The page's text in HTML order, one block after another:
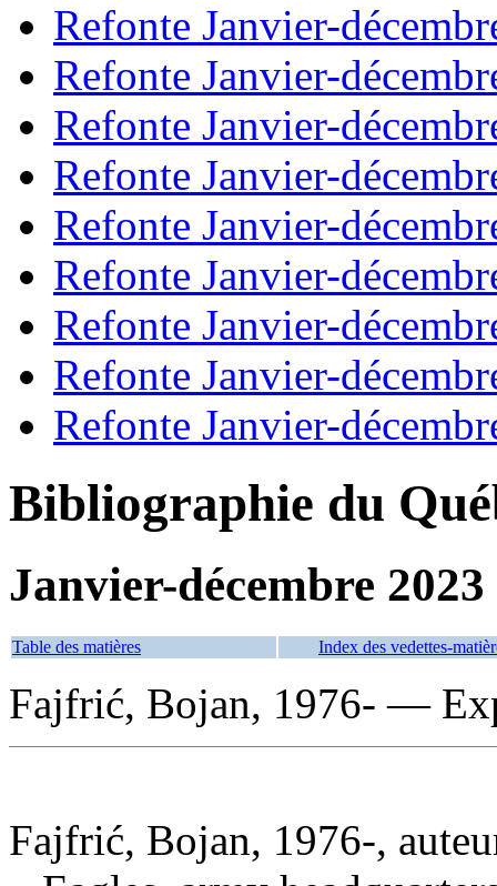
Refonte Janvier-
Refonte Janvier-
Refonte Janvier-
Refonte Janvier-
Refonte Janvier-
Refonte Janvier-
Refonte Janvier-
Refonte Janvier-
Refonte Janvier-
Bibliographie du
Janvier-décembre 2023
Table des matières Index des vedettes-
Fajfrić, Bojan, 1976- —
Fajfrić, Bojan, 1976-,